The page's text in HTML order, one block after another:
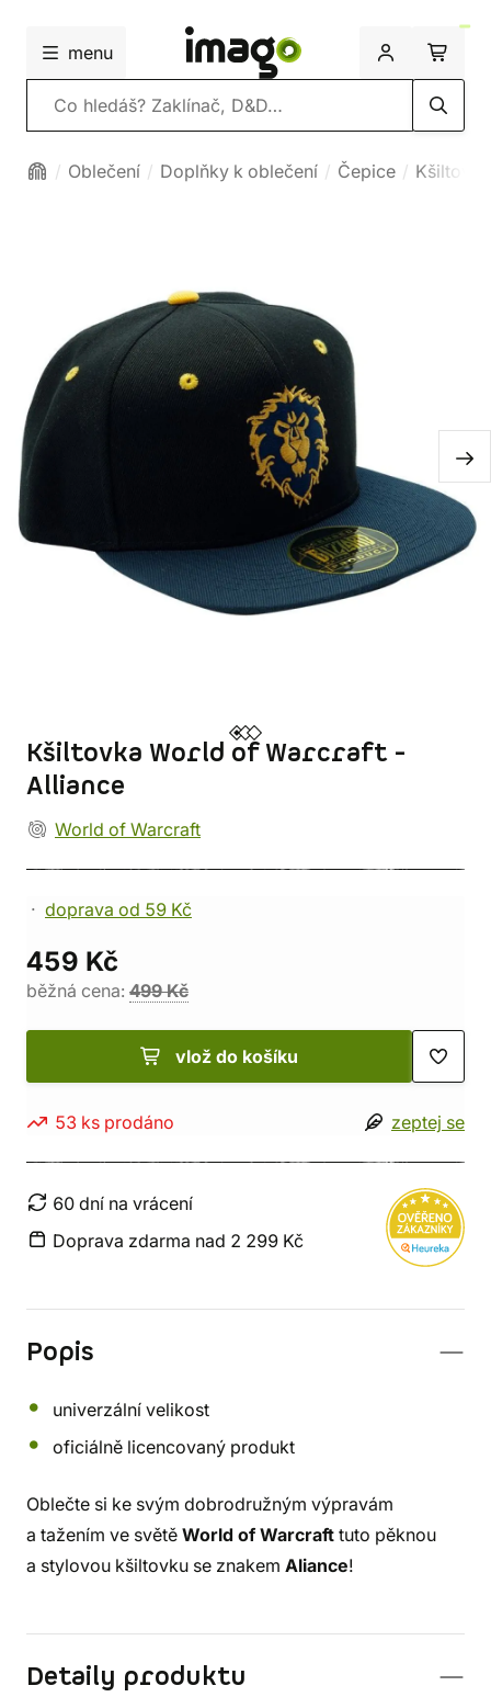
menu
Vyhledávání
Oblečení Doplňky k oblečení Čepice Kšiltovky
Kšiltovka World of Warcraft -
Alliance
World of Warcraft
doprava od 59 Kč
459 Kč
běžná cena: 499 Kč
vlož do košíku
53 ks prodáno zeptej se
60 dní na vrácení
Doprava zdarma nad 2 299 Kč
Popis
univerzální velikost
oficiálně licencovaný produkt
Oblečte si ke svým dobrodružným výpravám
a tažením ve světě World of Warcraft tuto pěknou
a stylovou kšiltovku se znakem Aliance!
Detaily produktu